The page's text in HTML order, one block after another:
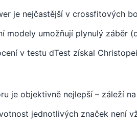
je nejčastější v crossfitových
modely umožňují plynulý záběr
v testu dTest získal
je objektivně nejlepší – záleží
jednotlivých značek není